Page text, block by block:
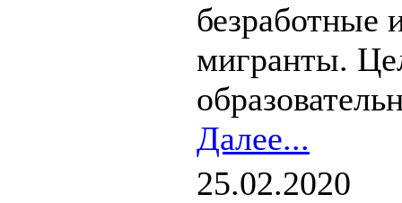
безработные
мигранты.
Далее...
25.02.2020